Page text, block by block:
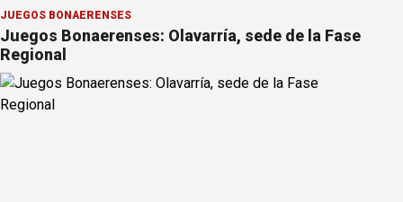
JUEGOS BONAERENSES
Juegos Bonaerenses: Olavarría, sede de la Fase
Regional